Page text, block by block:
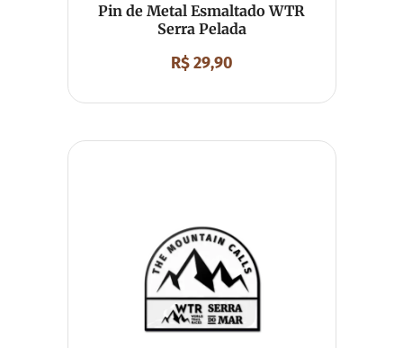
Pin de Metal Esmaltado WTR
Serra Pelada
R$29,90